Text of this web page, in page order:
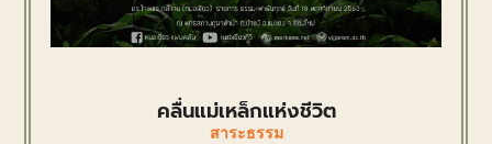
คลื่นแม่เหล็กแห่งชีวิต
สาระธรรม